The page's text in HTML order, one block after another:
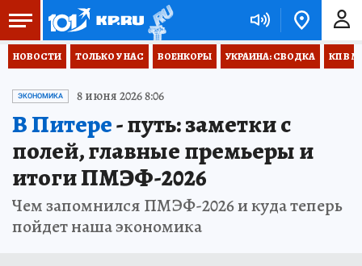
НОВОСТИ ТОЛЬКО У НАС ВОЕНКОРЫ УКРАИНА: СВОДКА КП В
ЭКОНОМИКА 8 июня 2026 8:06
В Питере- путь: заметки с
полей, главные премьеры и
итоги ПМЭФ-2026
Чем запомнился ПМЭФ-2026 и куда теперь
пойдет наша экономика